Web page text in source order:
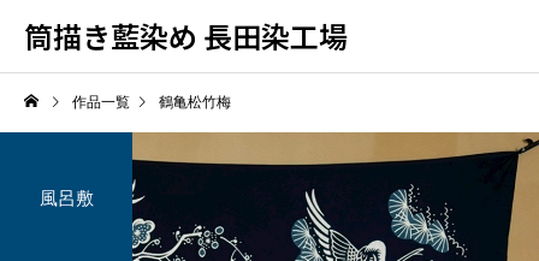
筒描き藍染め 長田染工場
作品一覧 鶴亀松竹梅
風呂敷